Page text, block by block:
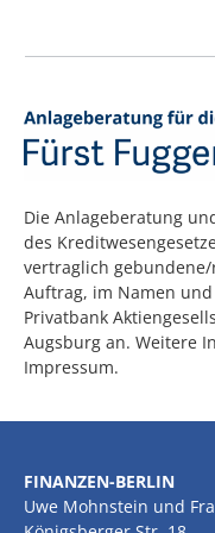
Die Anlageberatung
des
vertraglich
Auftrag, im Namen
Privatbank
Augsburg an. Weitere
Impressum.
FINANZEN-BERLIN
Uwe Mohnstein und